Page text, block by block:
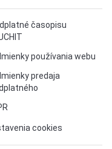
časopisu
používania webu
predaja
cookies